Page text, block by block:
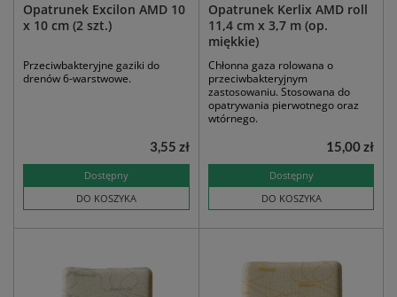
Opatrunek Excilon AMD 10
x 10 cm (2 szt.)
Przeciwbakteryjne gaziki do
drenów 6-warstwowe.
Dostępny
DO KOSZYKA
3,55 zł
Opatrunek Kerlix AMD roll
11,4 cm x 3,7 m (op.
miękkie)
Chłonna gaza rolowana o
przeciwbakteryjnym
zastosowaniu. Stosowana do
opatrywania pierwotnego oraz
wtórnego.
Dostępny
DO KOSZYKA
15,00 zł